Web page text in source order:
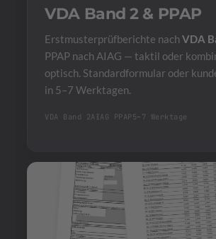
VDA Band 2 & PPAP
Erstmusterprüfberichte nachVDA
PPAP nach AIAG — taktil oder
optisch. Standardformular oder
in 5–7 Werktagen.
VDA Band 2AIAG PPAP5–7 Werktage